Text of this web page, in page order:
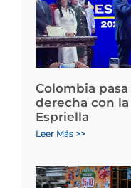
Colombia
derecha con
Espriella
Leer Más >>